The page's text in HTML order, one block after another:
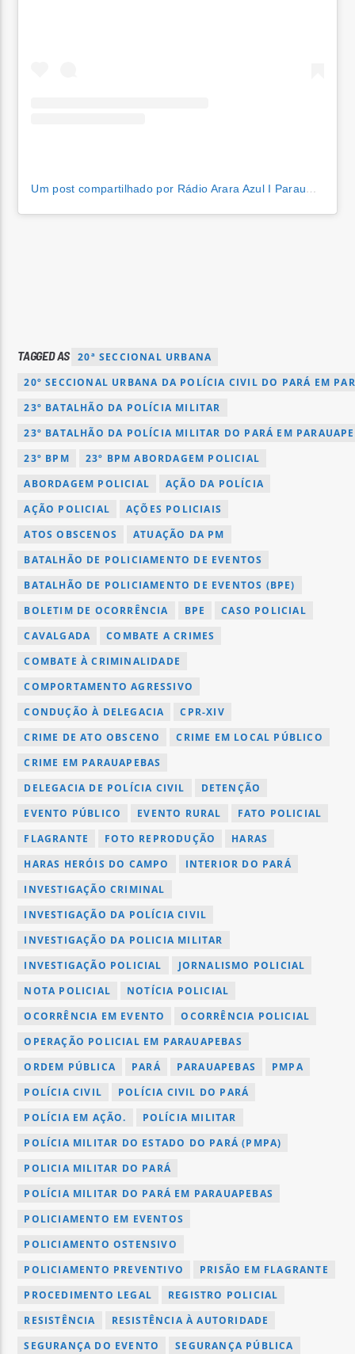
Um post compartilhado por Rádio Arara Azul I Parauapebas (@araraazulfm)
TAGGED AS 20ª SECCIONAL URBANA
20º SECCIONAL URBANA DA POLÍCIA CIVIL DO PARÁ EM
23º BATALHÃO DA POLÍCIA MILITAR
23º BATALHÃO DA POLÍCIA MILITAR DO PARÁ EM
23º BPM
23º BPM ABORDAGEM POLICIAL
ABORDAGEM POLICIAL
AÇÃO DA POLÍCIA
AÇÃO POLICIAL
AÇÕES POLICIAIS
ATOS OBSCENOS
ATUAÇÃO DA PM
BATALHÃO DE POLICIAMENTO DE EVENTOS
BATALHÃO DE POLICIAMENTO DE EVENTOS (BPE)
BOLETIM DE OCORRÊNCIA
BPE
CASO POLICIAL
CAVALGADA
COMBATE A CRIMES
COMBATE À CRIMINALIDADE
COMPORTAMENTO AGRESSIVO
CONDUÇÃO À DELEGACIA
CPR-XIV
CRIME DE ATO OBSCENO
CRIME EM LOCAL PÚBLICO
CRIME EM PARAUAPEBAS
DELEGACIA DE POLÍCIA CIVIL
DETENÇÃO
EVENTO PÚBLICO
EVENTO RURAL
FATO POLICIAL
FLAGRANTE
FOTO REPRODUÇÃO
HARAS
HARAS HERÓIS DO CAMPO
INTERIOR DO PARÁ
INVESTIGAÇÃO CRIMINAL
INVESTIGAÇÃO DA POLÍCIA CIVIL
INVESTIGAÇÃO DA POLICIA MILITAR
INVESTIGAÇÃO POLICIAL
JORNALISMO POLICIAL
NOTA POLICIAL
NOTÍCIA POLICIAL
OCORRÊNCIA EM EVENTO
OCORRÊNCIA POLICIAL
OPERAÇÃO POLICIAL EM PARAUAPEBAS
ORDEM PÚBLICA
PARÁ PARAUAPEBAS
PMPA
POLÍCIA CIVIL
POLÍCIA CIVIL DO PARÁ
POLÍCIA EM AÇÃO.
POLÍCIA MILITAR
POLÍCIA MILITAR DO ESTADO DO PARÁ (PMPA)
POLICIA MILITAR DO PARÁ
POLÍCIA MILITAR DO PARÁ EM PARAUAPEBAS
POLICIAMENTO EM EVENTOS
POLICIAMENTO OSTENSIVO
POLICIAMENTO PREVENTIVO
PRISÃO EM FLAGRANTE
PROCEDIMENTO LEGAL
REGISTRO POLICIAL
RESISTÊNCIA
RESISTÊNCIA À AUTORIDADE
SEGURANÇA DO EVENTO
SEGURANÇA PÚBLICA